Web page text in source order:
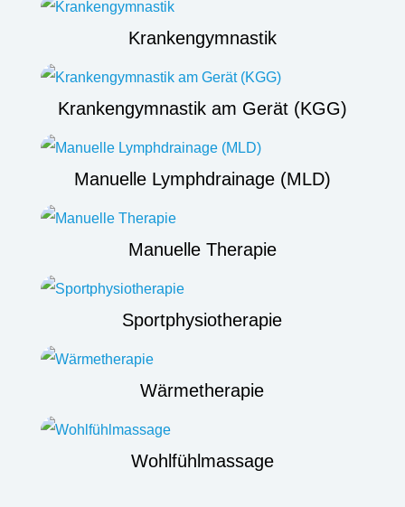
Krankengymnastik
Krankengymnastik am Gerät (KGG)
Manuelle Lymphdrainage (MLD)
Manuelle Therapie
Sportphysiotherapie
Wärmetherapie
Wohlfühlmassage